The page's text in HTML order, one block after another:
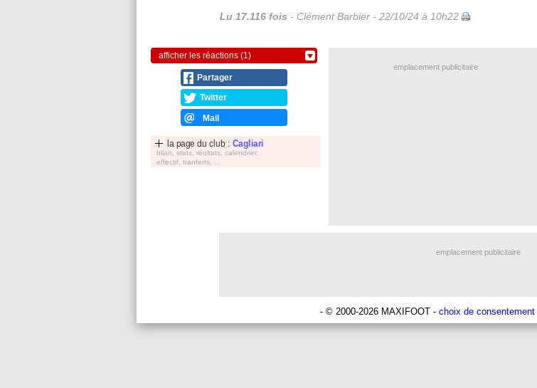
Lu 17.116 fois - Clément Barbier - 22/10/24 à 10h22
afficher les réactions (1)
Partager
Twitter
Mail
la page du club : Cagliari
bilan, stats, réultats, calendrier,
effectif, tranferts, ...
emplacement publicitaire
emplacement publicitaire
- © 2000-2026 MAXIFOOT - choix de consentement